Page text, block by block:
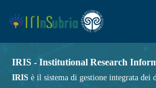
IRIS - Institutional Research
IRIS è il sistema di gestione integrata dei